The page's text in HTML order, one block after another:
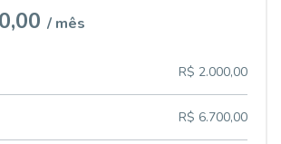
/ mês
R$ 2.000,00
R$ 6.700,00